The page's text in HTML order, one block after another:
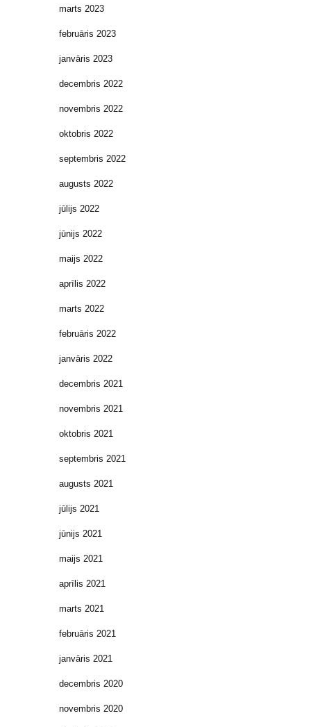
marts 2023
februāris 2023
janvāris 2023
decembris 2022
novembris 2022
oktobris 2022
septembris 2022
augusts 2022
jūlijs 2022
jūnijs 2022
maijs 2022
aprīlis 2022
marts 2022
februāris 2022
janvāris 2022
decembris 2021
novembris 2021
oktobris 2021
septembris 2021
augusts 2021
jūlijs 2021
jūnijs 2021
maijs 2021
aprīlis 2021
marts 2021
februāris 2021
janvāris 2021
decembris 2020
novembris 2020